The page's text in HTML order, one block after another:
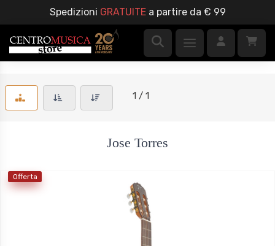
Spedizioni GRATUITEa partire da € 99
1 / 1
Jose Torres
Offerta